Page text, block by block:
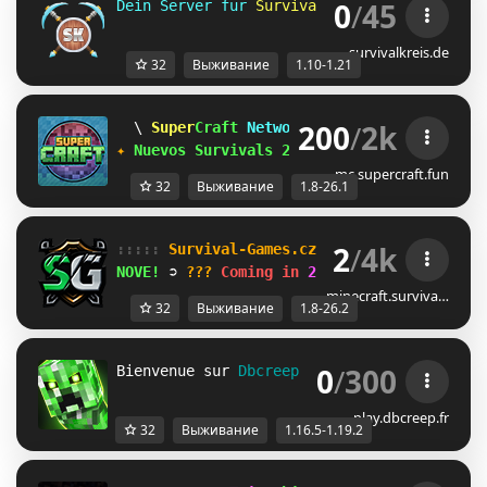
Dein Server für Survival und Skyblock
0/45
survivalkreis.de
32 Выживание 1.10-1.21
F SuperCraft Network [1.8-26.1]
✦ Nuevos Survivals 26.1 ·
200/2k
mc.supercraft.fun
32 Выживание 1.8-26.1
::::: Survival-Games.cz ::::: [ 26.2
NOVE! ➲ ??? Coming in 2d 12h
2/4k
minecraft.surviva…
32 Выживание 1.8-26.2
Bienvenue sur Dbcreep [1.16.5] -
0/300
play.dbcreep.fr
32 Выживание 1.16.5-1.19.2